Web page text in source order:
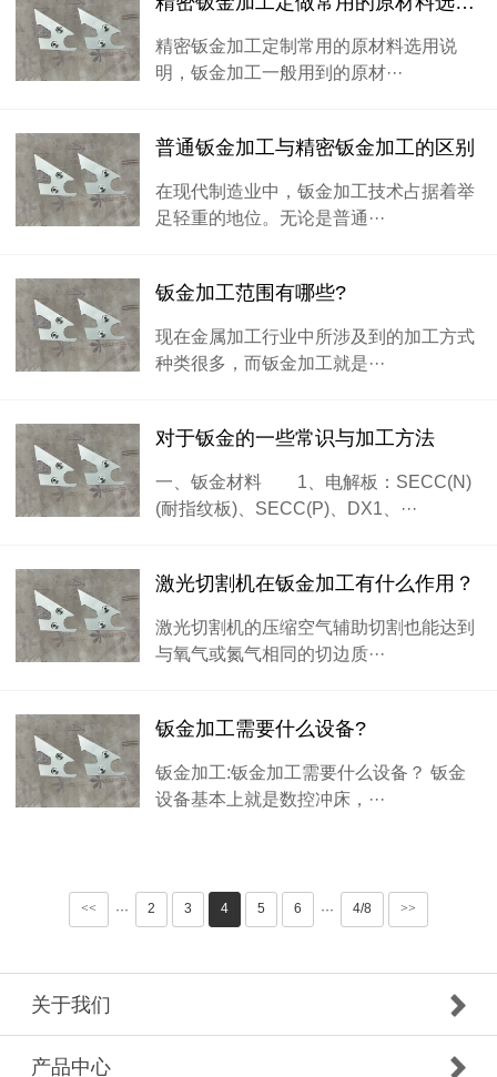
精密钣金加工定制常用的原材料选用说
明，钣金加工一般用到的原材···
普通钣金加工与精密钣金加工的区别
在现代制造业中，钣金加工技术占据着举
足轻重的地位。无论是普通···
钣金加工范围有哪些?
现在金属加工行业中所涉及到的加工方式
种类很多，而钣金加工就是···
对于钣金的一些常识与加工方法
一、钣金材料 1、电解板：SECC(N)
(耐指纹板)、SECC(P)、DX1、···
激光切割机在钣金加工有什么作用？
激光切割机的压缩空气辅助切割也能达到
与氧气或氮气相同的切边质···
钣金加工需要什么设备?
钣金加工:钣金加工需要什么设备？ 钣金
设备基本上就是数控冲床，···
<< ··· 2 3 4 5 6 ··· 4/8 >>
关于我们
产品中心